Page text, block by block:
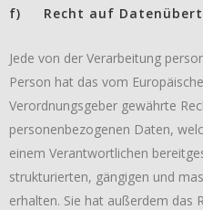
f) Recht auf
Jede von der Verarbeitung
Person hat das vom
Verordnungsgeber gewährte
personenbezogenen Daten,
einem Verantwortlichen
strukturierten, gängigen und
erhalten. Sie hat außerdem das